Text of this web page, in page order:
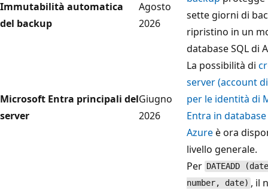
Immutabilità automatica
del backup
Agosto
2026
sette giorni di
ripristino in un
database SQL di
Microsoft Entra principali del
server
Giugno
2026
La possibilità di
server (account
per le identità di
Entra in database
Azureè ora
livello generale.
Per DATEADD
number, date) , il